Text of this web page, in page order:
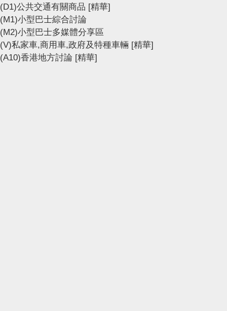
(D1)公共交通有關商品 [精華]
(M1)小型巴士綜合討論
(M2)小型巴士多媒體分享區
(V)私家車,商用車,政府及特種車輛 [精華]
(A10)香港地方討論 [精華]